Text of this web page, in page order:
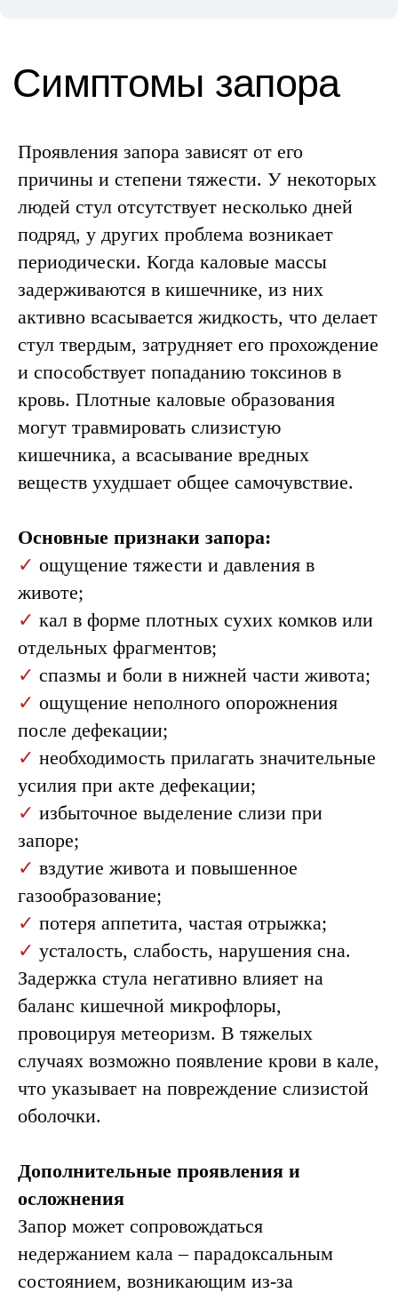
Проявления запора зависят от его
причины и степени тяжести. У некоторых
людей стул отсутствует несколько дней
подряд, у других проблема возникает
периодически. Когда каловые массы
задерживаются в кишечнике, из них
активно всасывается жидкость, что делает
стул твердым, затрудняет его прохождение
и способствует попаданию токсинов в
кровь. Плотные каловые образования
могут травмировать слизистую
кишечника, а всасывание вредных
веществ ухудшает общее самочувствие.
Основные признаки запора:
✓ ощущение тяжести и давления в
животе;
✓ кал в форме плотных сухих комков или
отдельных фрагментов;
✓ спазмы и боли в нижней части живота;
✓ ощущение неполного опорожнения
после дефекации;
✓ необходимость прилагать значительные
усилия при акте дефекации;
✓ избыточное выделение слизи при
запоре;
✓ вздутие живота и повышенное
газообразование;
✓ потеря аппетита, частая отрыжка;
✓ усталость, слабость, нарушения сна.
Задержка стула негативно влияет на
баланс кишечной микрофлоры,
провоцируя метеоризм. В тяжелых
случаях возможно появление крови в кале,
что указывает на повреждение слизистой
оболочки.
Дополнительные проявления и
осложнения
Запор может сопровождаться
недержанием кала – парадоксальным
состоянием, возникающим из-за
Лечение запора